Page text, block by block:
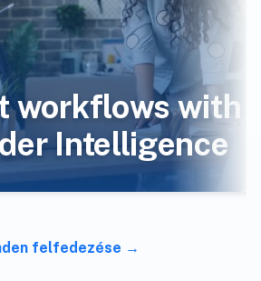
workflows with
Intelligence
felfedezése